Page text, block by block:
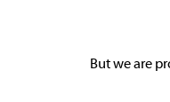
But we are